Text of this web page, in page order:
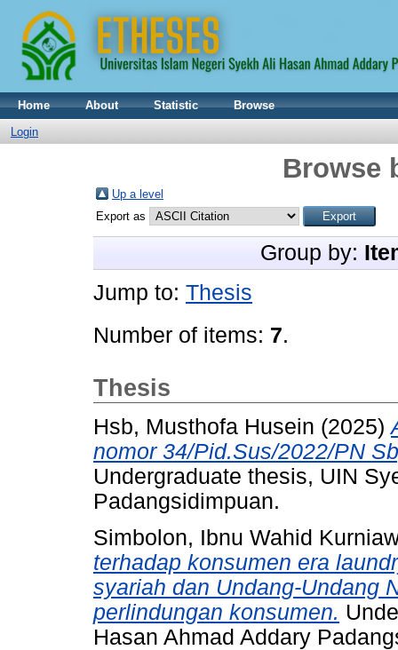
Home About Statistic
Browse
Login
Browse
Up a level
Export as
Group by:
Jump to: Thesis
Number of items: 7.
Thesis
Hsb, Musthofa Husein (2025)
nomor 34/Pid.Sus/2022/PN
Undergraduate thesis, UIN
Padangsidimpuan.
Simbolon, Ibnu Wahid
terhadap konsumen era
syariah dan Undang-Undang
perlindungan konsumen.
Hasan Ahmad Addary